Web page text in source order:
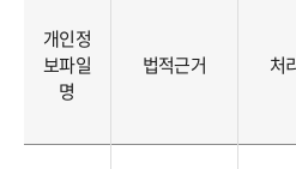
개인정
보파일
명
법적근거 처